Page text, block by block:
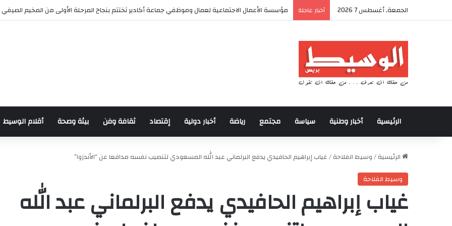
الجمعة, أغسطس 7 2026 أخبار عاجلة مؤسسة الأعمال الاجتماعية لعمال وموظفي جماعة أكادير تختتم بنجاح المرحلة الأولى من المخيم الصيفي
الرئيسية أخبار وطنية سياسة مجتمع رياضة أخبار دولية إقتصاد ثقافة وفن بيئة وصحة أقلام الوسيط
الرئيسية/وسيط الفلاحة/غياب إبراهيم الحافيدي يدفع البرلماني عبد الله المسعودي لتنصيب نفسه مدافعا عن “الأندزوا”
وسيط الفلاحة
غياب إبراهيم الحافيدي يدفع البرلماني عبد الله